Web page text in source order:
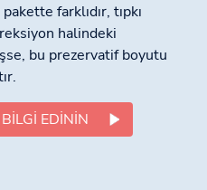
farklıdır, tıpkı
halindeki
bu prezervatif boyutu
EDININ